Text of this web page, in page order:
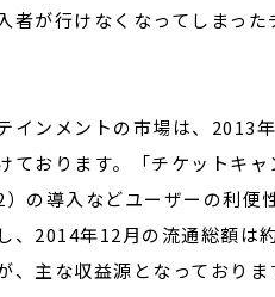
者が行けなくなってしまっ
インメントの市場は、
ております。「チケットキ
の導入などユーザーの利便
、2014年12月の流通総額は
、主な収益源となっておりま